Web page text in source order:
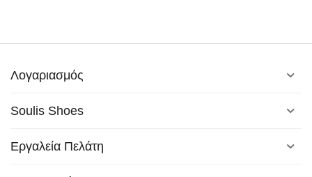
Λογαριασμός
Soulis Shoes
Εργαλεία Πελάτη